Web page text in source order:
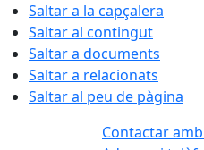
Saltar a la capçalera
Saltar al contingut
Saltar a documents
Saltar a relacionats
Saltar al peu de pàgina
Contactar